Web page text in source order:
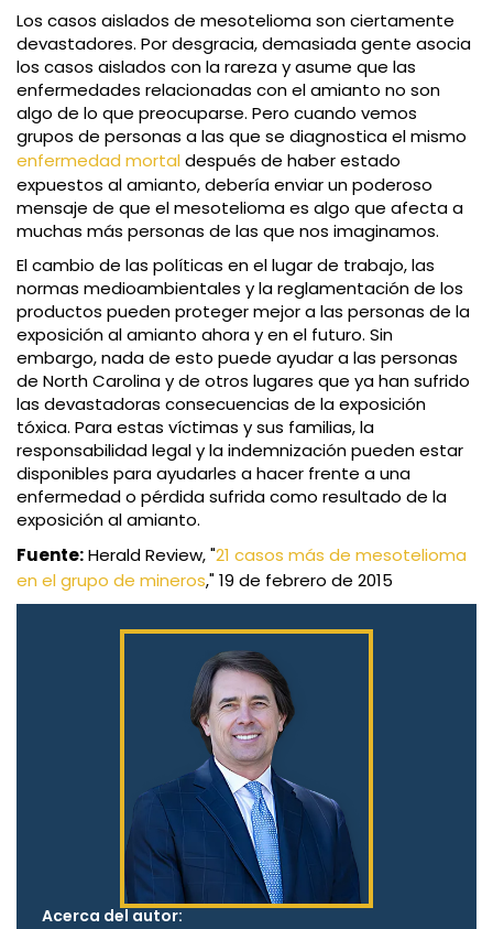
Los casos aislados de mesotelioma son ciertamente
devastadores. Por desgracia, demasiada gente asocia
los casos aislados con la rareza y asume que las
enfermedades relacionadas con el amianto no son
algo de lo que preocuparse. Pero cuando vemos
grupos de personas a las que se diagnostica el mismo
enfermedad mortaldespués de haber estado
expuestos al amianto, debería enviar un poderoso
mensaje de que el mesotelioma es algo que afecta a
muchas más personas de las que nos imaginamos.
El cambio de las políticas en el lugar de trabajo, las
normas medioambientales y la reglamentación de los
productos pueden proteger mejor a las personas de la
exposición al amianto ahora y en el futuro. Sin
embargo, nada de esto puede ayudar a las personas
de North Carolina y de otros lugares que ya han sufrido
las devastadoras consecuencias de la exposición
tóxica. Para estas víctimas y sus familias, la
responsabilidad legal y la indemnización pueden estar
disponibles para ayudarles a hacer frente a una
enfermedad o pérdida sufrida como resultado de la
exposición al amianto.
Fuente:Herald Review, "21 casos más de mesotelioma
en el grupo de mineros," 19 de febrero de 2015
Acerca del autor: